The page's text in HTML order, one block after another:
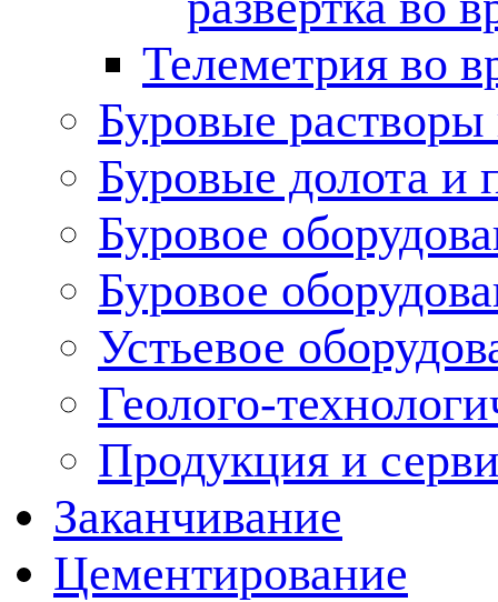
Телеметрия во
Буровые
Буровые долота и
Буровое
Буровое
Устьевое
Геолого-
Продукция и
Заканчивание
Цементирование